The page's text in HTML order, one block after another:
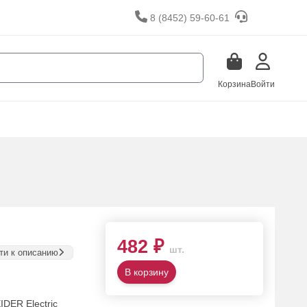
8 (8452) 59-60-61
КорзинаВойти
к описанию
Electric
482 ₽ шт.
В корзину